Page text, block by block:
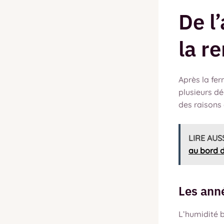
De
la
Après la
plusieurs
des raisons
LIRE
au bord
Les
L’humidité